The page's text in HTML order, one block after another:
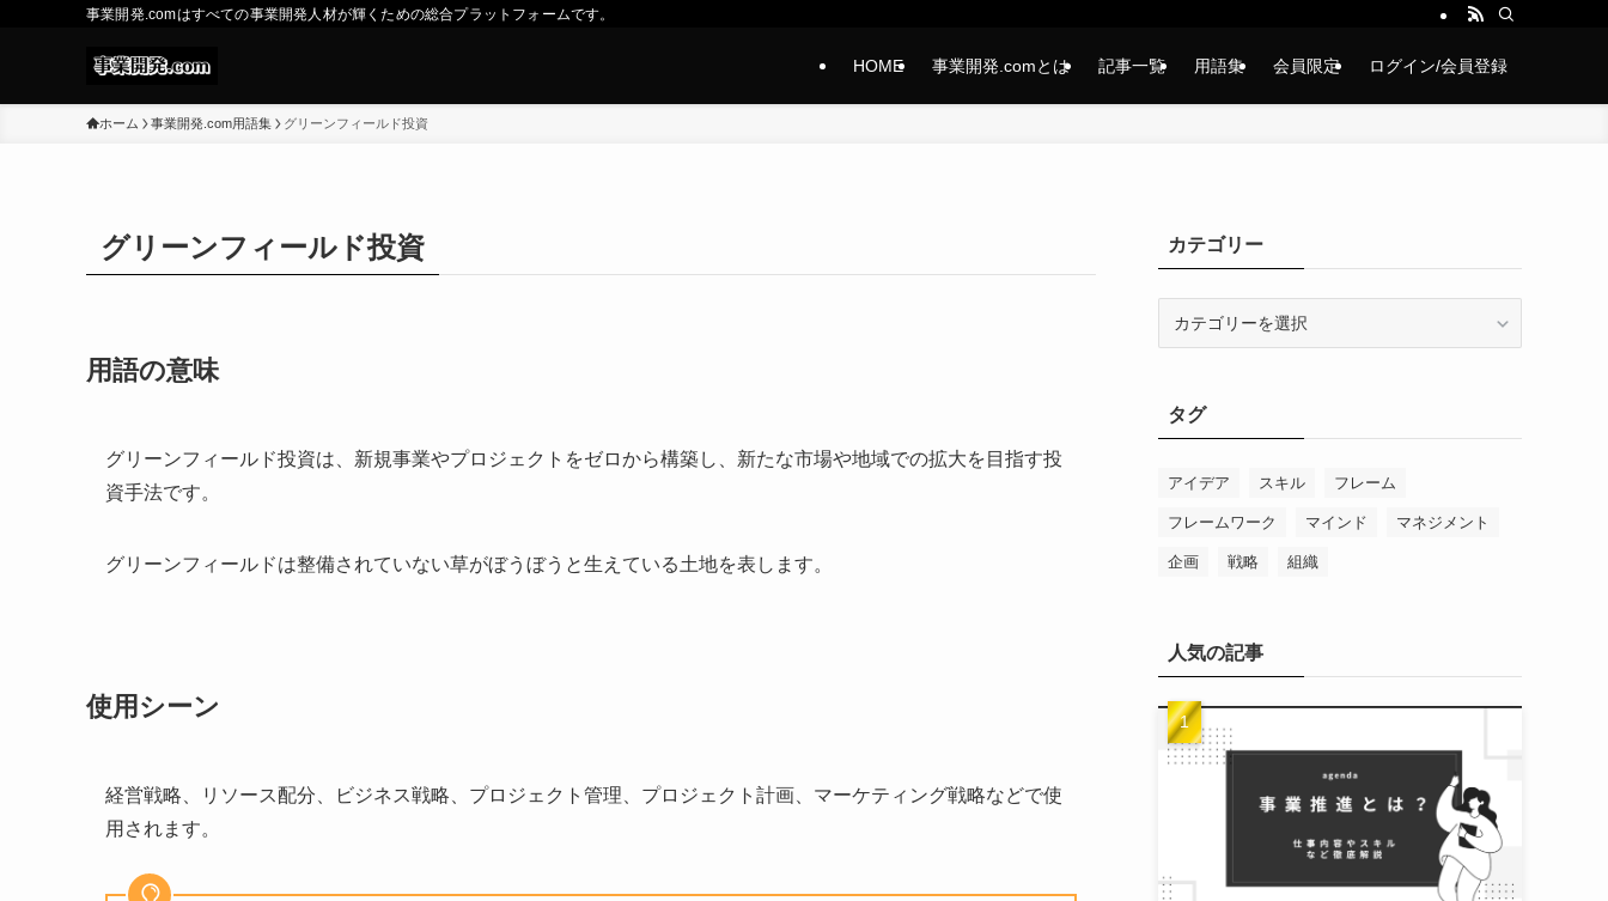
事業開発.comはすべての事業開発人材が輝くための総合プラットフォームです。
HOME 事業開発.comとは 記事一覧 用語集 会員限定 ログイン/会員登録
ホーム 事業開発.com用語集 グリーンフィールド投資
グリーンフィールド投資
用語の意味
グリーンフィールド投資は、新規事業やプロジェクトをゼロから構築し、新たな市場や地域での拡大を目指す投
資手法です。
グリーンフィールドは整備されていない草がぼうぼうと生えている土地を表します。
使用シーン
経営戦略、リソース配分、ビジネス戦略、プロジェクト管理、プロジェクト計画、マーケティング戦略などで使
用されます。
カテゴリー
ータグ
アイデア スキル フレーム
フレームワーク マインド マネジメント
企画 戦略 組織
人気の記事